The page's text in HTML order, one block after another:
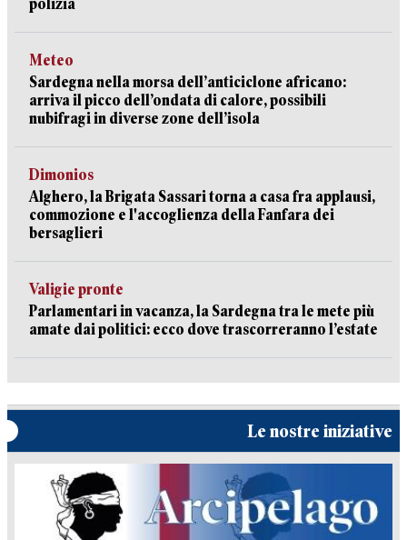
polizia
Meteo
Sardegna nella morsa dell’anticiclone africano:
arriva il picco dell’ondata di calore, possibili
nubifragi in diverse zone dell’isola
Dimonios
Alghero, la Brigata Sassari torna a casa fra applausi,
commozione e l'accoglienza della Fanfara dei
bersaglieri
Valigie pronte
Parlamentari in vacanza, la Sardegna tra le mete più
amate dai politici: ecco dove trascorreranno l’estate
Le nostre iniziative